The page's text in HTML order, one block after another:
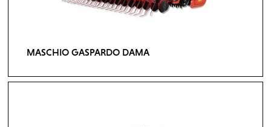
MASCHIO GASPARDO DAMA